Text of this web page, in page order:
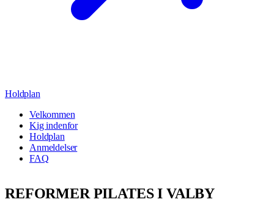
Holdplan
Velkommen
Kig indenfor
Holdplan
Anmeldelser
FAQ
REFORMER PILATES I VALBY